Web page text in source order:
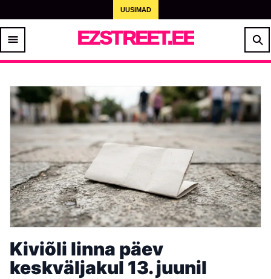
UUSIMAD
EZSTREET.EE
Kiviõli linna päev
keskväljakul 13. juunil